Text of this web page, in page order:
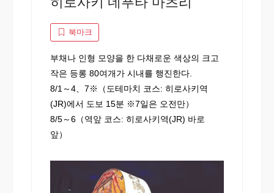
북마크
부채나 인형 모양을 한 다채로운 색상의 크고
작은 등롱 80여개가 시내를 행진한다.
8/1～4、7※（도테마치 코스: 히로사키역
(JR)에서 도보 15분 ※7일은 오전만）
8/5～6（역앞 코스: 히로사키역(JR) 바로
앞）